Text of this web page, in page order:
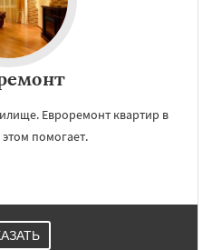
Евроремонт квартир в
помогает.